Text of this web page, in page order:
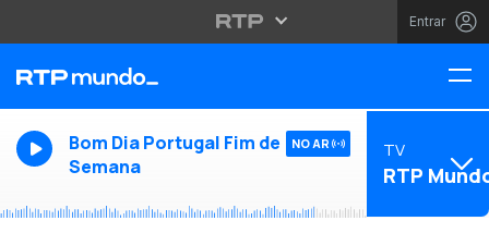
Entrar
Bom Dia Portugal Fim de
Semana
NO AR TV
RTP